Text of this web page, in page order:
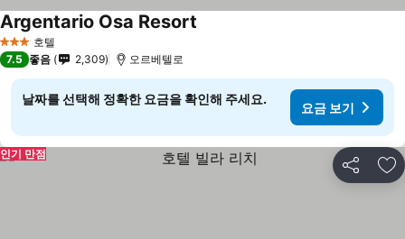
3 성급 호텔
Argentario Osa Resort
7.5 좋음 2,309 오르베텔로
날짜를 선택해 정확한 요금을 확인해 주세요.
요금 보기
공유 즐
인기 만점